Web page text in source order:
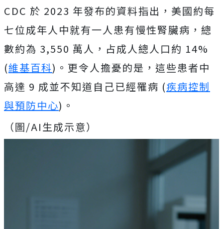
CDC 於 2023 年發布的資料指出，美國約每
七位成年人中就有一人患有慢性腎臟病，總
數約為 3,550 萬人，占成人總人口約 14%
(維基百科)。更令人擔憂的是，這些患者中
高達 9 成並不知道自己已經罹病 (疾病控制
與預防中心)。
（圖/AI生成示意）